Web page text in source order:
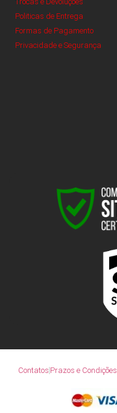
Politicas de Entrega
Formas de Pagamento
Privacidade e Segurança
Contatos Prazos e Condições